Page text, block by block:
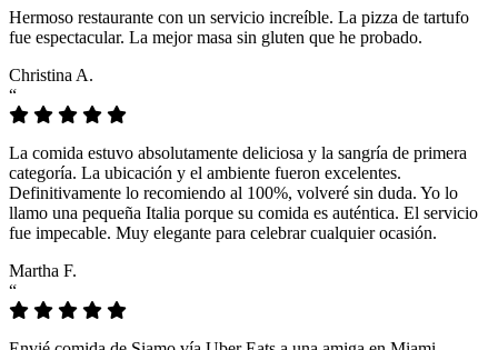
Hermoso restaurante con un servicio increíble. La pizza de tartufo
fue espectacular. La mejor masa sin gluten que he probado.
Christina A.
“
La comida estuvo absolutamente deliciosa y la sangría de primera
categoría. La ubicación y el ambiente fueron excelentes.
Definitivamente lo recomiendo al 100%, volveré sin duda. Yo lo
llamo una pequeña Italia porque su comida es auténtica. El servicio
fue impecable. Muy elegante para celebrar cualquier ocasión.
Martha F.
“